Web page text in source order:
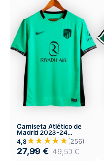
Camiseta Atlético de
Madrid 2023-24
Tercera
4,8 ★★★★★(256)
27,99 € 49,50€